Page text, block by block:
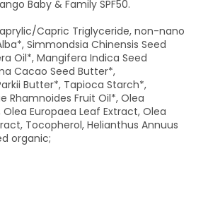
Baby & Family SPF50.
Capric Triglyceride, non-nano
Simmondsia Chinensis Seed
Oil*, Mangifera Indica Seed
Cacao Seed Butter*,
Butter*, Tapioca Starch*,
Rhamnoides Fruit Oil*, Olea
Olea Europaea Leaf Extract, Olea
Tocopherol, Helianthus Annuus
organic;